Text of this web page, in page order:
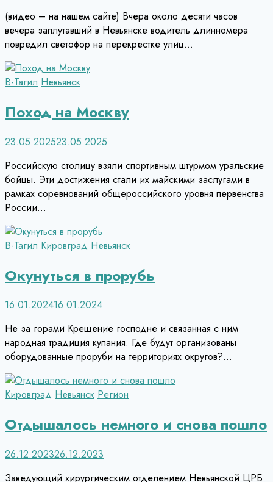
(видео – на нашем сайте) Вчера около десяти часов
вечера заплутавший в Невьянске водитель длинномера
повредил светофор на перекрестке улиц…
В-Тагил Невьянск
Поход на Москву
23.05.202523.05.2025
Российскую столицу взяли спортивным штурмом уральские
бойцы. Эти достижения стали их майскими заслугами в
рамках соревнований общероссийского уровня первенства
России…
В-Тагил Кировград Невьянск
Окунуться в прорубь
16.01.202416.01.2024
Не за горами Крещение господне и связанная с ним
народная традиция купания. Где будут организованы
оборудованные проруби на территориях округов?…
Кировград Невьянск Регион
Отдышалось немного и снова пошло
26.12.202326.12.2023
Заведующий хирургическим отделением Невьянской ЦРБ